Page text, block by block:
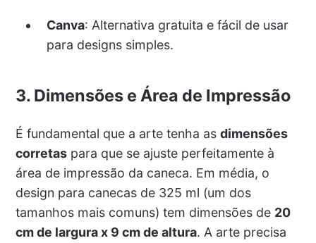
Canva: Alternativa gratuita e fácil de usar
para designs simples.
3. Dimensões e Área de Impressão
É fundamental que a arte tenha as dimensões
corretaspara que se ajuste perfeitamente à
área de impressão da caneca. Em média, o
design para canecas de 325 ml (um dos
tamanhos mais comuns) tem dimensões de 20
cm de largura x 9 cm de altura. A arte precisa